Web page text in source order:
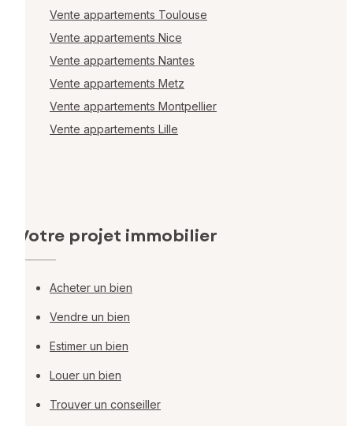
Vente appartements Toulouse
Vente appartements Nice
Vente appartements Nantes
Vente appartements Metz
Vente appartements Montpellier
Vente appartements Lille
Votre projet immobilier
Acheter un bien
Vendre un bien
Estimer un bien
Louer un bien
Trouver un conseiller